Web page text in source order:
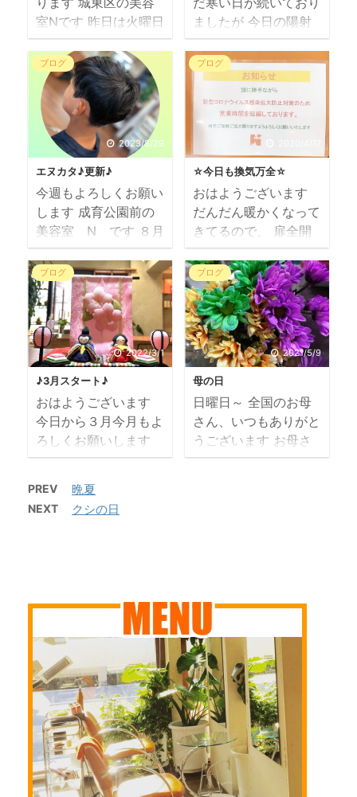
室Nです 昨日は火曜日
でも営業しておりまし
た 本日も暑い中、ご
来店ありがとうござい
ました なんやかんや
と一日が過ぎるのが早
い 手の空いた時に
は、 何も頼まなくて
もウィンドウを拭き掃
除してくれたり 本棚
の整理整頓をしてくれ
るベテランスタッフと
オリンピックの話やら
何やらしながら 私は
せっせとヌマエビたち
のお世話とウィッグ作
り お客様からオー
ダーいただいた製品を
お引渡しする前に ち
ゃんとオーダー通りに
できているかチ ...
ましたが 今日の陽射
しは暖かく春を感じま
すね 今週もご利用い
ただきありがとうござ
います あっという間
に日にちが過ぎてしま
い、投稿が出来ており
ませんので タイムラ
グが生じております事
をお許しくださいませ
エヌカタ更新 いつも
お孫ちゃんのお世話で
お忙しい中にも、 お
時間作っていただきご
来店ありがとうござい
ます お孫ちゃんにも
大好評のピンク系ファ
ッショングレイカラー
ステキです ショー
トが良くお似合いのお
客様 ショー ...
ブログ
2023/8/29
エヌカタ♪更新♪
今週もよろしくお願い
します 成育公園前の
美容室 N です ８月
も残りわずか ご予約
にご不便をおかけして
おり申し訳ございませ
ん ソロ活にもだい
ぶ、慣れてきたとはい
え まだうまく配分出
来てない日も多々あ
り・・ そのような状
況においても お客様
のあたたかいご支援が
あり頑張っております
よ 今日のエヌカタ～
テキなコチラのお客様
も いわゆるグレイカ
～でしょ ＫＩＤＳか
らＢＯＹＳへ。 イケ
メン ...
ブログ
☆今日も換気万全☆
おはようございます
だんだん暖かくなって
きてるので、 扉全開
でも寒くないです 朝
の空気は特に気持ちイ
イ 真冬でも開店準備
のお掃除中は開けてま
すけどね 入口ドアを
開けると 公園とつな
がってるみたい ３密
を避けて公園で「青空
美容室」にしよか
今週始まってから時短
営業にしています お
客様には、ご迷惑をお
ブログ
2022/3/1
♪3月スタート♪
おはようございます
今日から３月今月もよ
ろしくお願いします
今月は卒業シーズン
とうございます 「袴
着付 美容院 野江」
索してみてくださいね
ご予約お待ちしており
ます ご卒園児・ご卒
業生のママさんの訪問
着・付け下げ着付もご
予約承ります ま
た、お引越しシーズン
でもありますね 「城
東区 美容室 野江
Ｎ」 「野江 成育
ブログ
2021/5/9
母の日
日曜日～ 全国のお母
さん、いつもありがと
うございます お母さ
んに感謝の気持ちを伝
がとうございます
当店のメダカのお母さ
んたちも産卵時期です
早速、チビッコが産ま
れました 産まれてき
てくれてありがとう
頑張って成長してね～
今年はまだ卵、少ない
な～と思っていた
ら・・・ お母さんメ
PREV 晩夏
NEXT クシの日